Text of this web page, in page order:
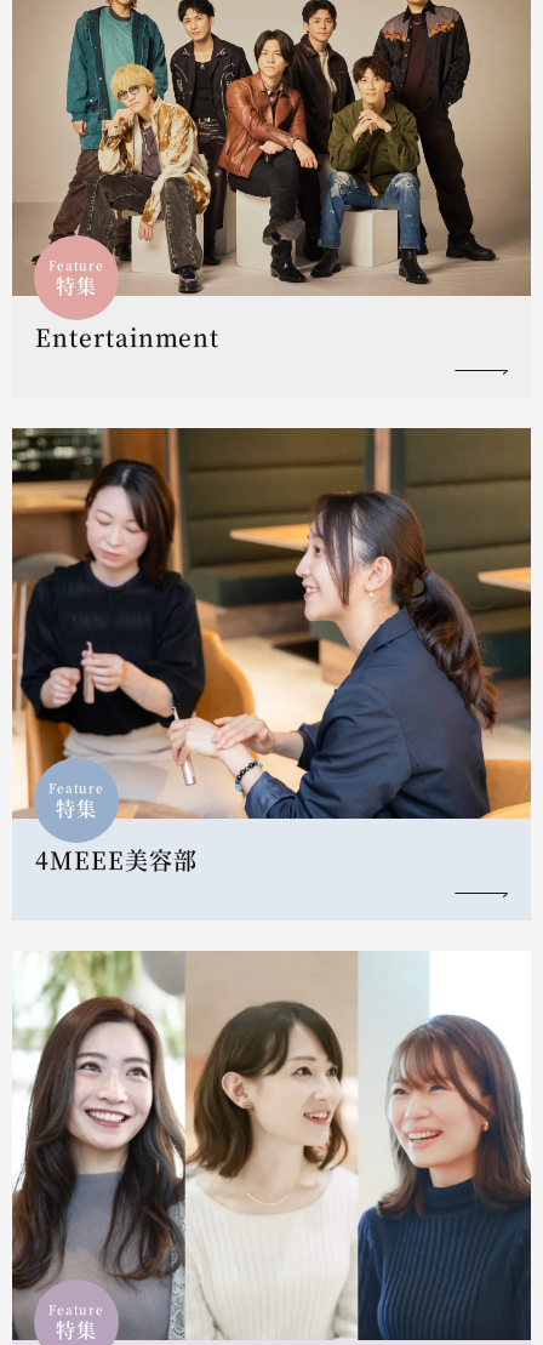
Feature
特集
Entertainment
Feature
特集
4MEEE美容部
Feature
特集